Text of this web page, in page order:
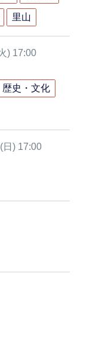
里山
) 17:00
歴史・文化
日) 17:00